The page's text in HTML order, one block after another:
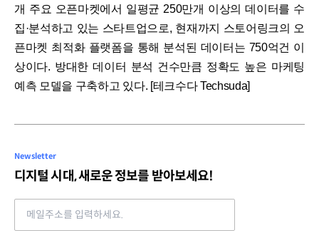
개 주요 오픈마켓에서 일평균 250만개 이상의 데이터를 수
집·분석하고 있는 스타트업으로, 현재까지 스토어링크의 오
픈마켓 최적화 플랫폼을 통해 분석된 데이터는 750억건 이
상이다. 방대한 데이터 분석 건수만큼 정확도 높은 마케팅
예측 모델을 구축하고 있다. [테크수다 Techsuda]
Newsletter
디지털 시대, 새로운 정보를 받아보세요!
Email address